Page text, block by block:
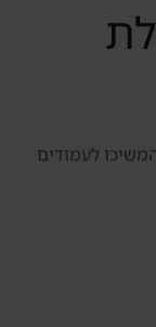
לעמודים